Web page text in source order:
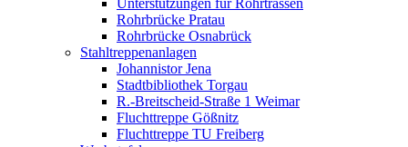
Unterstützungen für Rohrtrassen
Rohrbrücke Pratau
Rohrbrücke Osnabrück
Stahltreppenanlagen
Johannistor Jena
Stadtbibliothek Torgau
R.-Breitscheid-Straße 1 Weimar
Fluchttreppe Gößnitz
Fluchttreppe TU Freiberg